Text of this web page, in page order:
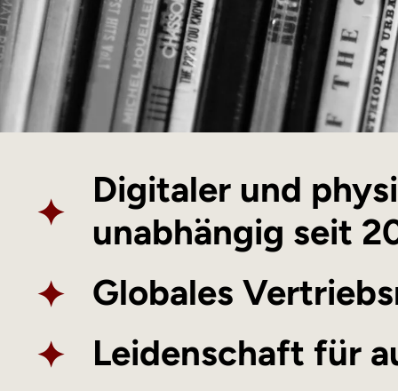
✦
Digitaler und
unabhängig seit
✦ Globales
✦ Leidenschaft für